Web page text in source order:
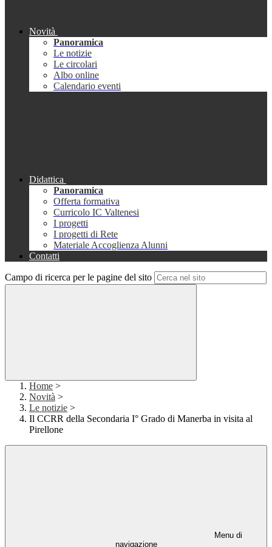
Novità
Panoramica
Le notizie
Le circolari
Albo online
Calendario eventi
Didattica
Panoramica
Offerta formativa
Curricolo IC Valtenesi
I progetti
I progetti di Rete
Materiale Accoglienza Alunni
Contatti
Campo di ricerca per le pagine del sito
Home >
Novità >
Le notizie >
Il CCRR della Secondaria I° Grado di Manerba in visita al
Pirellone
Menu di
navigazione